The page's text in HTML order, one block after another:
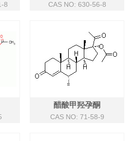
8 CAS NO: 630-56-8
醋酸甲羟孕酮
CAS NO: 71-58-9